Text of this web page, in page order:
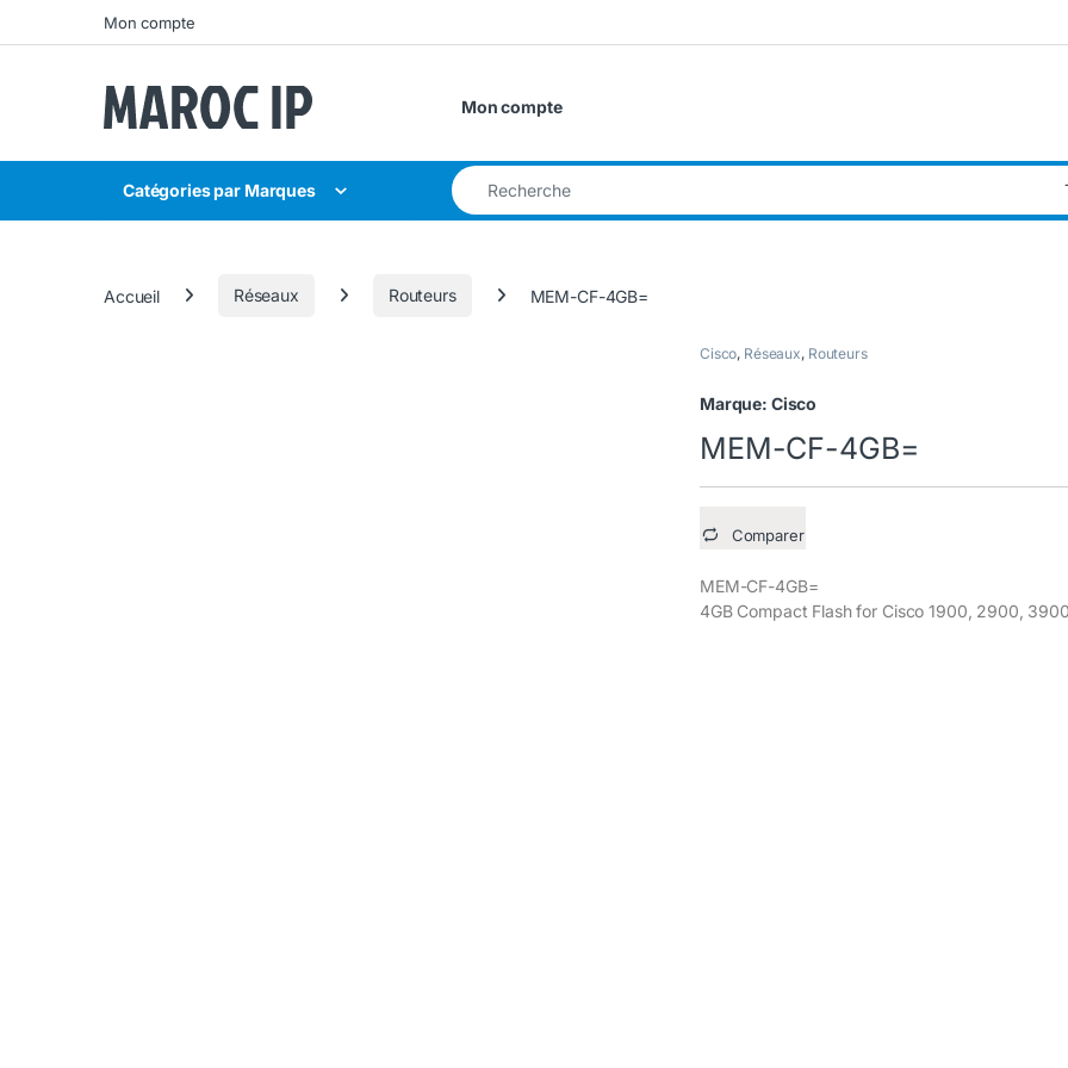
Skip to navigation
Skip to contentMon compte
Mon compte
Catégories par Marques
Search for:
Accueil Réseaux Routeurs MEM-CF-4GB=
Cisco, Réseaux, Routeurs
Marque: Cisco
MEM-CF-4GB=
Comparer
MEM-CF-4GB=
4GB Compact Flash for Cisco 1900, 2900,